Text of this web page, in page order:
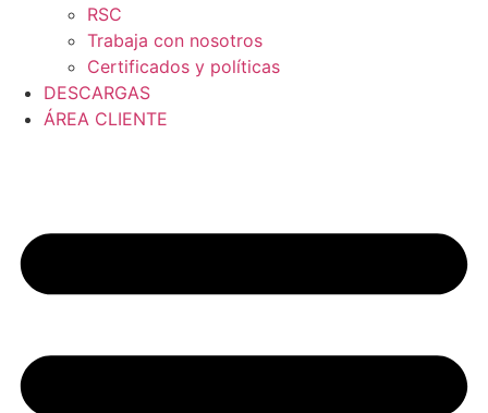
RSC
Trabaja con nosotros
Certificados y políticas
DESCARGAS
ÁREA CLIENTE